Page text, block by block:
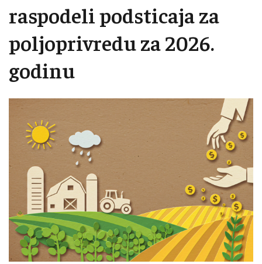
raspodeli podsticaja za
poljoprivredu za 2026.
godinu